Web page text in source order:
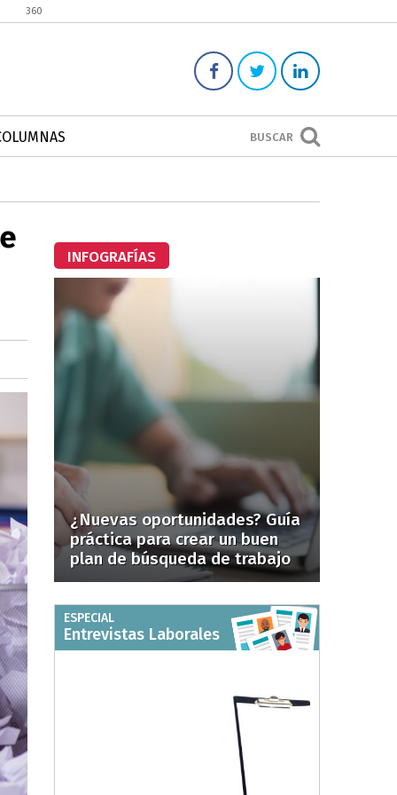
360
BUSCAR
INFOGRAFÍAS
¿Nuevas oportunidades? Guía
práctica para crear un buen
plan de búsqueda de trabajo
ESPECIAL
Entrevistas Laborales